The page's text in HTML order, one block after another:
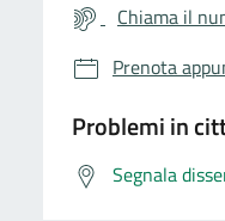
Chiama il
Prenota
Problemi in
Segnala